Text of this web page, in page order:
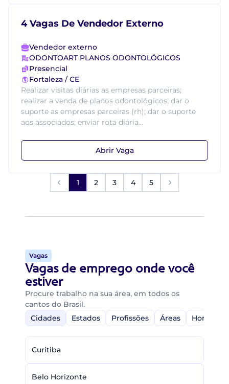
4 Vagas De Vendedor Externo
Vendedor externo
ODONTOART PLANOS ODONTOLÓGICOS
Presencial
Fortaleza / CE
Realizar visitas diárias as empresas parceiras;
realizar a venda de planos odontológicos; dar o
suporte as empresas parceiras (rh); dar o suporte
aos associados; enviar rota diária...
Abrir Vaga
1 2 3 4 5
Vagas
Vagas de emprego onde você
estiver
Procure trabalho na sua área, em todos os
cantos do Brasil.
Cidades
Estados Profissões Áreas Home-
Curitiba
Belo Horizonte